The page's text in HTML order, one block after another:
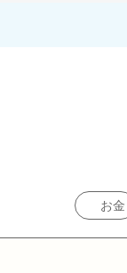
お金